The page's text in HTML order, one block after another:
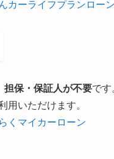
カーライフプランロー
担保・保証人が不要で
用いただけます。
くマイカーローン